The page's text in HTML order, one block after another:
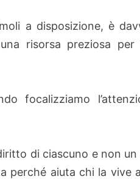
a disposizione, è
risorsa preziosa
focalizziamo
di ciascuno e non
perché aiuta chi la vive